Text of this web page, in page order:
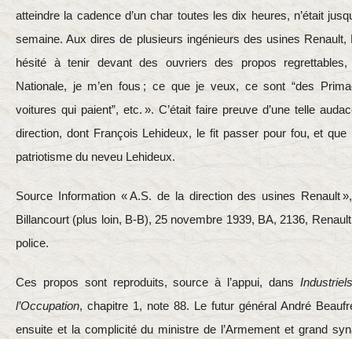
atteindre la cadence d’un char toutes les dix heures, n’était
semaine. Aux dires de plusieurs ingénieurs des usines Renault,
hésité à tenir devant des ouvriers des propos regrettables,
Nationale, je m’en fous ; ce que je veux, ce sont “des
voitures qui paient”, etc. ». C’était faire preuve d’une telle
direction, dont François Lehideux, le fit passer pour fou, et
patriotisme du neveu Lehideux.
Source Information « A.S. de la direction des usines Renault
Billancourt (plus loin, B-B), 25 novembre 1939, BA, 2136,
police.
Ces propos sont reproduits, source à l’appui, dans
l’Occupation, chapitre 1, note 88. Le futur général André
ensuite et la complicité du ministre de l’Armement et grand